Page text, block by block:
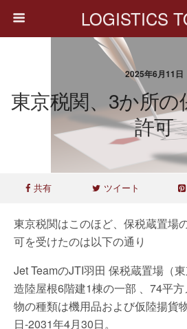
LOGISTICS
2025年6月11日
東京税関、3か所の
許可
共有 ツイート
東京税関はこのほど、保税蔵置場
可を受けたのは以下の通り
Jet TeamのJTI羽田 保税蔵置場（
造陸屋根6階建1棟の一部 、74平
物の種類は機用品および仮陸揚貨
日-2031年4月30日。